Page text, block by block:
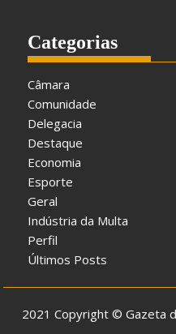
Categorias
Câmara
Comunidade
Delegacia
Destaque
Economia
Esporte
Geral
Indústria da Multa
Perfil
Últimos Posts
2021 Copyright © Gazeta